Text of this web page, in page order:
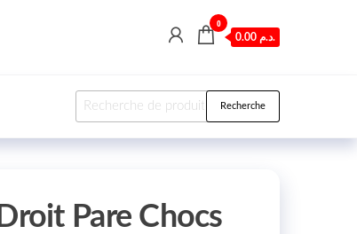
0
0.00 د.م.
Recherche pour : Recherche
Pare Chocs